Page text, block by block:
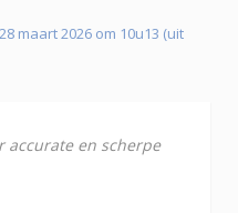
maart 2026 om 10u13 (uit
accurate en scherpe